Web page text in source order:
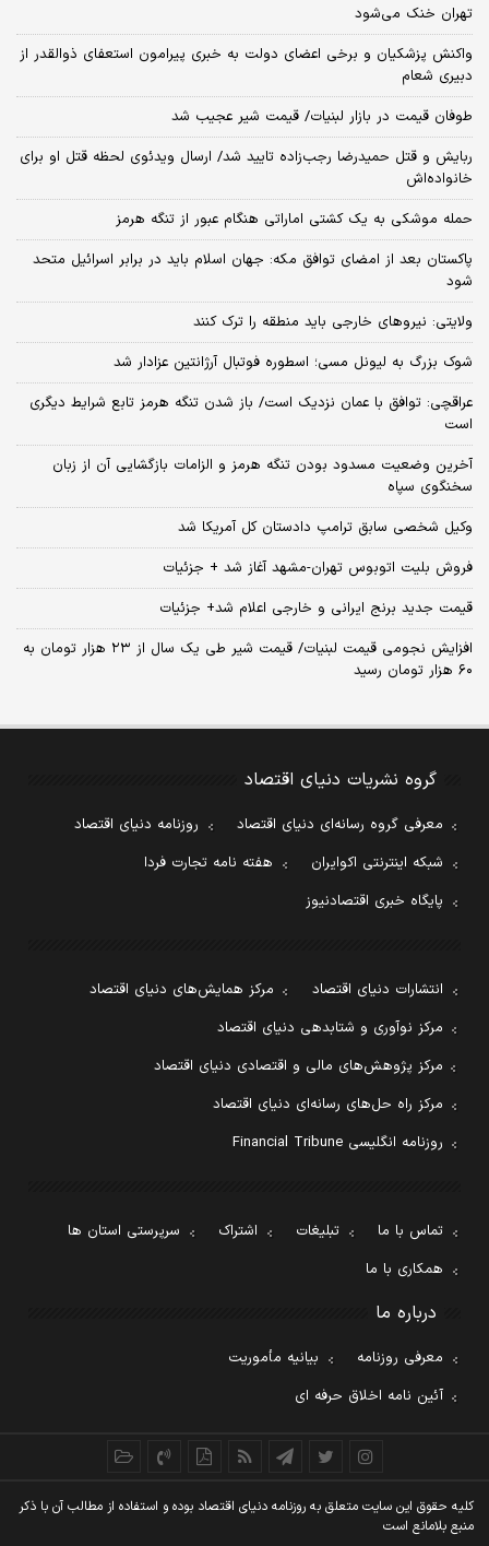
تهران خنک می‌شود
واکنش پزشکیان و برخی اعضای دولت به خبری پیرامون استعفای ذوالقدر از
دبیری شعام
طوفان قیمت در بازار لبنیات/ قیمت شیر عجیب شد
ربایش و قتل حمیدرضا رجب‌زاده تایید شد/ ارسال ویدئوی لحظه قتل او برای
خانواده‌اش
حمله موشکی به یک کشتی اماراتی هنگام عبور از تنگه هرمز
پاکستان بعد از امضای توافق مکه: جهان اسلام باید در برابر اسرائیل متحد
شود
ولایتی: نیروهای خارجی باید منطقه را ترک کنند
شوک بزرگ به لیونل مسی؛ اسطوره فوتبال آرژانتین عزادار شد
عراقچی: توافق با عمان نزدیک است/ باز شدن تنگه هرمز تابع شرایط دیگری
است
آخرین وضعیت مسدود بودن تنگه هرمز و الزامات بازگشایی آن از زبان
سخنگوی سپاه
وکیل شخصی سابق ترامپ دادستان کل آمریکا شد
فروش بلیت اتوبوس تهران-مشهد آغاز شد + جزئیات
قیمت جدید برنج ایرانی و خارجی اعلام شد+ جزئیات
افزایش نجومی قیمت لبنیات/ قیمت شیر طی یک سال از ۲۳ هزار تومان به
۶۰ هزار تومان رسید
گروه نشریات دنیای اقتصاد
معرفی گروه رسانه‌ای دنیای اقتصاد
روزنامه دنیای اقتصاد
شبکه اینترنتی اکوایران
هفته نامه تجارت فردا
پایگاه خبری اقتصادنیوز
انتشارات دنیای اقتصاد
مرکز همایش‌های دنیای اقتصاد
مرکز نوآوری و شتابدهی دنیای اقتصاد
مرکز پژوهش‌های مالی و اقتصادی دنیای اقتصاد
مرکز راه حل‌های رسانه‌ای دنیای اقتصاد
روزنامه انگلیسی Financial Tribune
تماس با ما تبلیغات اشتراک
سرپرستی استان ها
همکاری با ما
درباره ما
معرفی روزنامه
بیانیه مأموریت
آئین نامه اخلاق حرفه ای
کليه حقوق اين سايت متعلق به روزنامه دنيای اقتصاد بوده و استفاده از مطالب آن با ذکر
منبع بلامانع است